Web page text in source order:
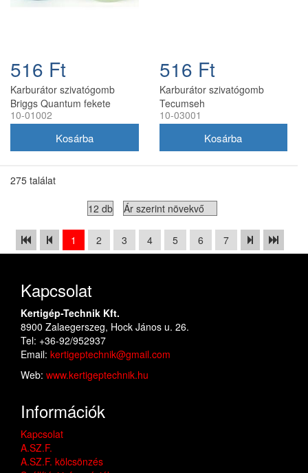
516 Ft
Karburátor szivatógomb
Briggs Quantum fekete
10-01002
516 Ft
Karburátor szivatógomb
Tecumseh
10-03001
275 találat
1 2 3 4 5 6 7
Kapcsolat
Kertigép-Technik Kft.
8900 Zalaegerszeg, Hock János u. 26.
Tel: +36-92/952937
Email: kertigeptechnik@gmail.com
Web: www.kertigeptechnik.hu
Információk
Kapcsolat
A.SZ.F.
A.SZ.F. kölcsönzés